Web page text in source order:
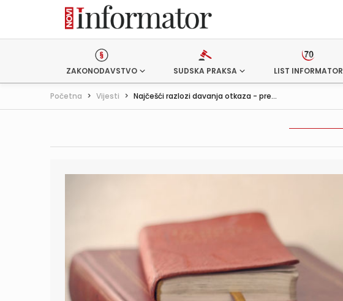
ZAKONODAVSTVO SUDSKA PRAKSA LIST INFORMATOR
Početna > Vijesti > Najčešći razlozi davanja otkaza - pre...